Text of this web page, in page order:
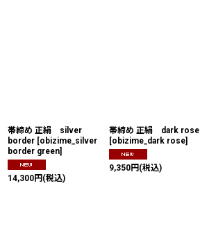
帯締め 正絹 silver
border [obizime_silver
border green]
14,300円 (税込)
帯締め 正絹 dark rose
[obizime_dark rose]
9,350円 (税込)